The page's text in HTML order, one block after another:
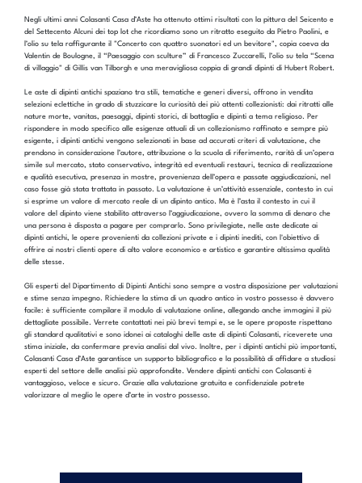
Negli ultimi anni Colasanti Casa d’Aste ha ottenuto ottimi risultati con la pittura del Seicento e
del Settecento Alcuni dei top lot che ricordiamo sono un ritratto eseguito da Pietro Paolini, e
l’olio su tela raffigurante il "Concerto con quattro suonatori ed un bevitore", copia coeva da
Valentin de Boulogne, il “Paesaggio con sculture” di Francesco Zuccarelli, l’olio su tela “Scena
di villaggio" di Gillis van Tilborgh e una meravigliosa coppia di grandi dipinti di Hubert Robert.
Le aste di dipinti antichi spaziano tra stili, tematiche e generi diversi, offrono in vendita
selezioni eclettiche in grado di stuzzicare la curiosità dei più attenti collezionisti: dai ritratti alle
nature morte, vanitas, paesaggi, dipinti storici, di battaglia e dipinti a tema religioso. Per
rispondere in modo specifico alle esigenze attuali di un collezionismo raffinato e sempre più
esigente, i dipinti antichi vengono selezionati in base ad accurati criteri di valutazione, che
prendono in considerazione l’autore, attribuzione o la scuola di riferimento, rarità di un’opera
simile sul mercato, stato conservativo, integrità ed eventuali restauri, tecnica di realizzazione
e qualità esecutiva, presenza in mostre, provenienza dell’opera e passate aggiudicazioni, nel
caso fosse già stata trattata in passato. La valutazione è un’attività essenziale, contesto in cui
si esprime un valore di mercato reale di un dipinto antico. Ma è l’asta il contesto in cui il
valore del dipinto viene stabilito attraverso l’aggiudicazione, ovvero la somma di denaro che
una persona è disposta a pagare per comprarlo. Sono privilegiate, nelle aste dedicate ai
dipinti antichi, le opere provenienti da collezioni private e i dipinti inediti, con l'obiettivo di
offrire ai nostri clienti opere di alto valore economico e artistico e garantire altissima qualità
delle stesse.
Gli esperti del Dipartimento di Dipinti Antichi sono sempre a vostra disposizione per valutazioni
e stime senza impegno. Richiedere la stima di un quadro antico in vostro possesso è davvero
facile: è sufficiente compilare il modulo di valutazione online, allegando anche immagini il più
dettagliate possibile. Verrete contattati nei più brevi tempi e, se le opere proposte rispettano
gli standard qualitativi e sono idonei ai cataloghi delle aste di dipinti Colasanti, riceverete una
stima iniziale, da confermare previa analisi dal vivo. Inoltre, per i dipinti antichi più importanti,
Colasanti Casa d’Aste garantisce un supporto bibliografico e la possibilità di affidare a studiosi
esperti del settore delle analisi più approfondite. Vendere dipinti antichi con Colasanti è
vantaggioso, veloce e sicuro. Grazie alla valutazione gratuita e confidenziale potrete
valorizzare al meglio le opere d’arte in vostro possesso.